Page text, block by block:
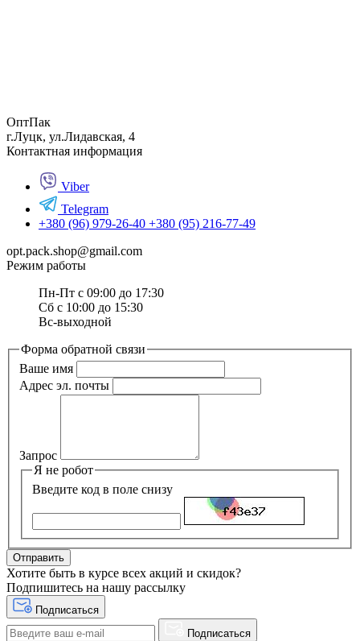
ОптПак
г.Луцк, ул.Лидавская, 4
Контактная информация
Viber
Telegram
+380 (96) 979-26-40 +380 (95) 216-77-49
opt.pack.shop@gmail.com
Режим работы
Пн-Пт с 09:00 до 17:30
Сб с 10:00 до 15:30
Вс-выходной
Форма обратной связи
Ваше имя
Адрес эл. почты
Запрос
Я не робот
Введите код в поле снизу
Хотите быть в курсе всех акций и скидок?
Подпишитесь на нашу рассылку
Подписаться
Подписаться